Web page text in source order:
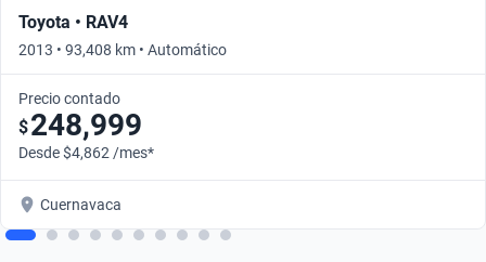
Toyota • RAV4
2013 • 93,408 km • Automático
Precio contado
$248,999
Desde $4,862 /mes*
Cuernavaca